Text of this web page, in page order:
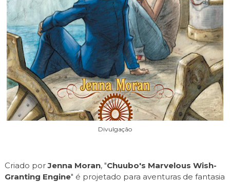
Divulgação
Criado porJenna Moran, "Chuubo's Marvelous Wish-
Granting Engine" é projetado para aventuras de fantasia